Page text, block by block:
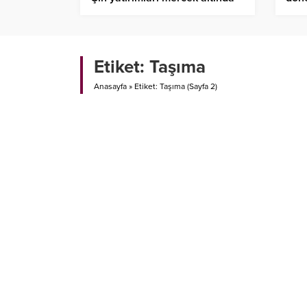
Etiket: Taşıma
Anasayfa » Etiket: Taşıma (Sayfa 2)